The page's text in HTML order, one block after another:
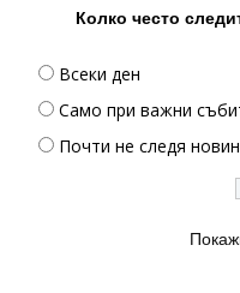
Колко често
Всеки ден
Само при важни
Почти не следя